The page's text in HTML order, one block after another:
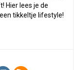
Hier lees je de
tikkeltje lifestyle!